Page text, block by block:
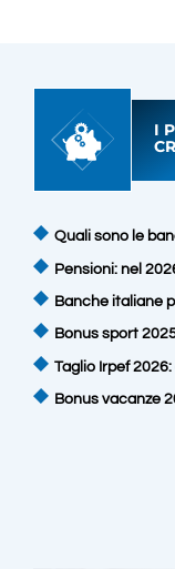
I
Quali sono le
Pensioni: nel
Banche italiane
Bonus sport
Taglio Irpef
Bonus vacanze